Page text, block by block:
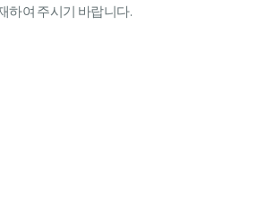
하여 주시기 바랍니다.